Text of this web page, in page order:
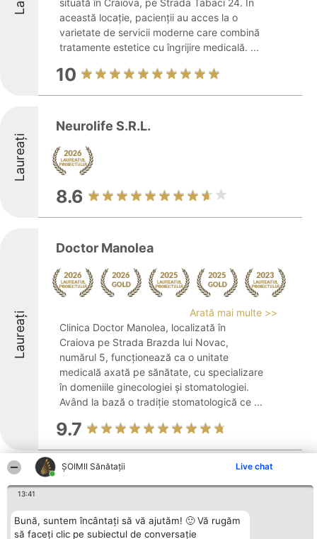
ŞOIMII Sănătații Live chat
13:41
Bună, suntem încântați să vă ajutăm! 🙂 Vă rugăm
să faceți clic pe subiectul de conversație
situată în Craiova, pe Strada Tabaci 24. În
această locație, pacienții au acces la o
varietate de servicii moderne care combină
tratamente estetice cu îngrijire medicală. ...
10
Laureați
Neurolife S.R.L.
8.6
Laureați
Doctor Manolea
Arată mai multe >>
Clinica Doctor Manolea, localizată în
Craiova pe Strada Brazda lui Novac,
numărul 5, funcționează ca o unitate
medicală axată pe sănătate, cu specializare
în domeniile ginecologiei și stomatologiei.
Având la bază o tradiție stomatologică ce ...
9.7